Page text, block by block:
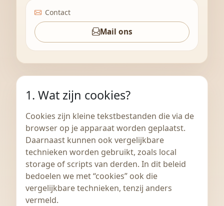
Contact
Mail ons
1. Wat zijn cookies?
Cookies zijn kleine tekstbestanden die via de
browser op je apparaat worden geplaatst.
Daarnaast kunnen ook vergelijkbare
technieken worden gebruikt, zoals local
storage of scripts van derden. In dit beleid
bedoelen we met “cookies” ook die
vergelijkbare technieken, tenzij anders
vermeld.